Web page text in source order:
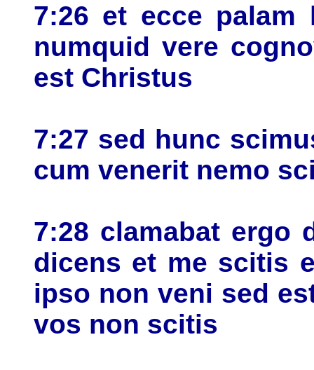
7:26 et ecce
numquid vere
est Christus
7:27 sed hunc
cum venerit nemo
7:28 clamabat ergo
dicens et me scitis
ipso non veni sed
vos non scitis